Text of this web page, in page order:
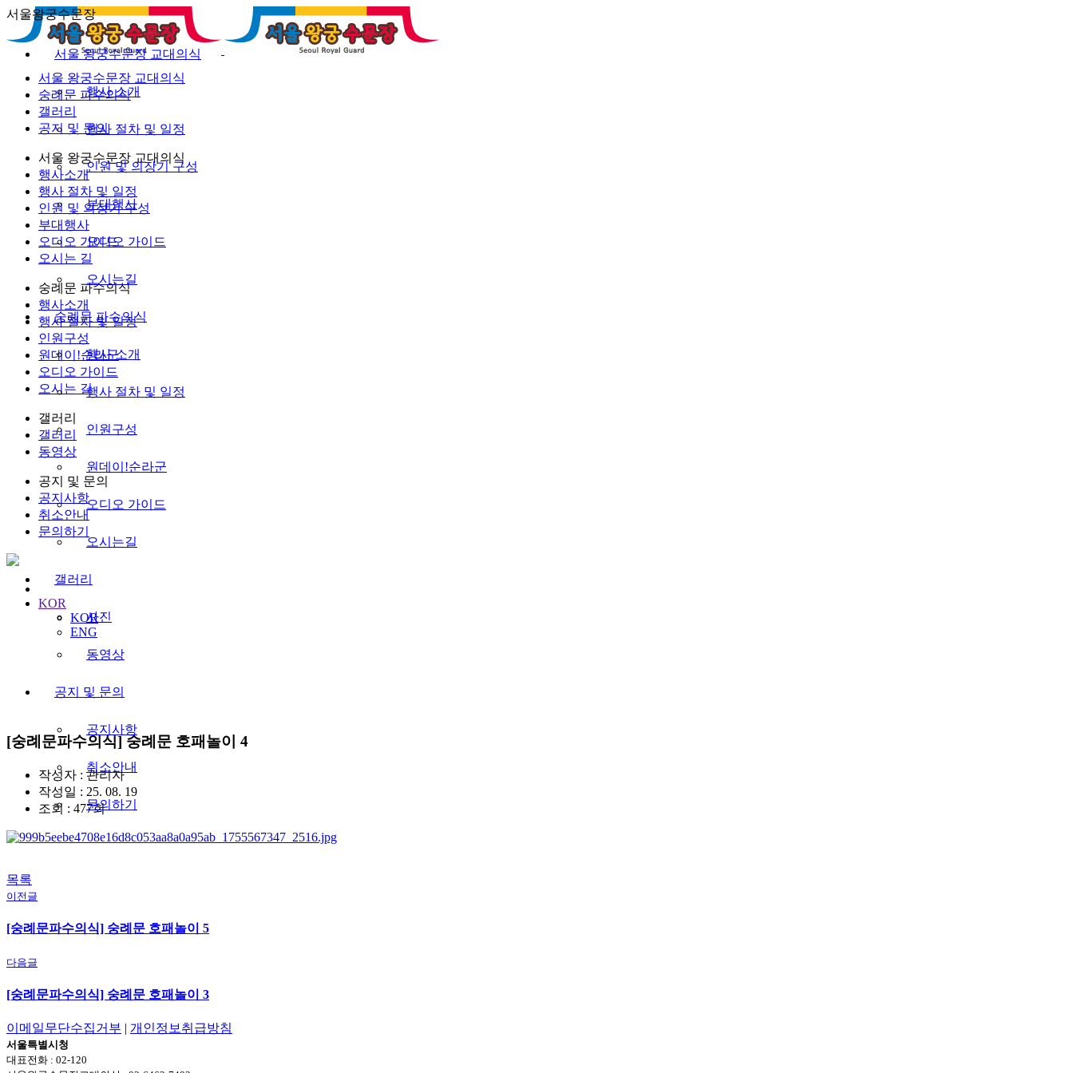
서울왕궁수문장
서울 왕궁수문장 교대의식
행사 소개
행사 절차 및 일정
인원 및 의장기 구성
부대행사
오디오 가이드
오시는길
숭례문 파수의식
행사 소개
행사 절차 및 일정
인원구성
원데이!순라군
오디오 가이드
오시는길
갤러리
사진
동영상
공지 및 문의
공지사항
취소안내
문의하기
서울 왕궁수문장 교대의식
숭례문 파수의식
갤러리
공지 및 문의
서울 왕궁수문장 교대의식
행사소개
행사 절차 및 일정
인원 및 의장기 구성
부대행사
오디오 가이드
오시는 길
숭례문 파수의식
행사소개
행사 절차 및 일정
인원구성
원데이!순라군
오디오 가이드
오시는 길
갤러리
갤러리
동영상
공지 및 문의
공지사항
취소안내
문의하기
KOR
KOR
ENG
[숭례문파수의식] 숭례문 호패놀이 4
작성자 : 관리자
작성일 : 25. 08. 19
조회 : 477회
목록
이전글
[숭례문파수의식] 숭례문 호패놀이 5
다음글
[숭례문파수의식] 숭례문 호패놀이 3
이메일무단수집거부 | 개인정보취급방침
서울특별시청
대표전화 : 02-120